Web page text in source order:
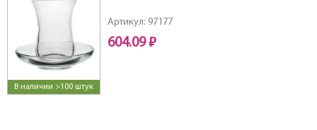
В наличии >100 штук
Артикул: 97177
604.09 ₽